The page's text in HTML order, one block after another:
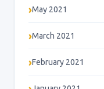
May 2021
March 2021
February 2021